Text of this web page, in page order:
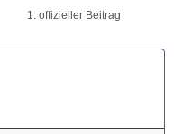
1. offizieller Beitrag